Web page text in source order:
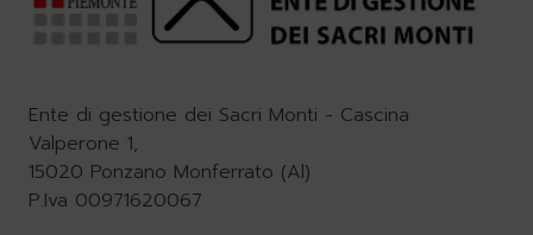
Ente di gestione dei Sacri Monti - Cascina
Valperone 1,
15020 Ponzano Monferrato (Al)
P.Iva 00971620067